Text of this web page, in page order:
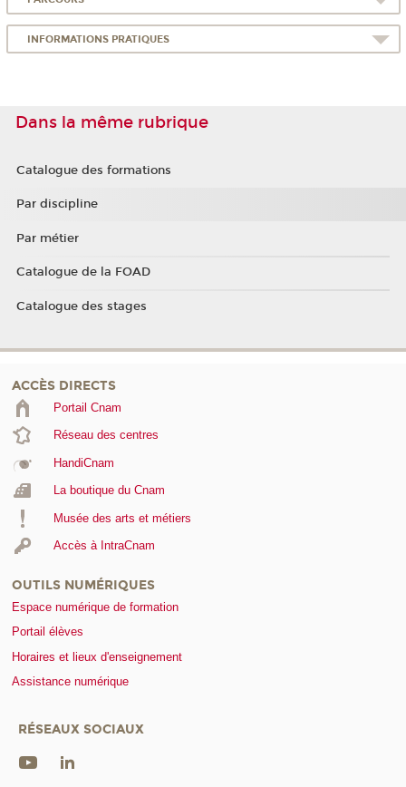
INFORMATIONS PRATIQUES
Dans la même rubrique
Catalogue des formations
Par discipline
Par métier
Catalogue de la FOAD
Catalogue des stages
ACCÈS DIRECTS
Portail Cnam
Réseau des centres
HandiCnam
La boutique du Cnam
Musée des arts et métiers
Accès à IntraCnam
OUTILS NUMÉRIQUES
Espace numérique de formation
Portail élèves
Horaires et lieux d'enseignement
Assistance numérique
RÉSEAUX SOCIAUX